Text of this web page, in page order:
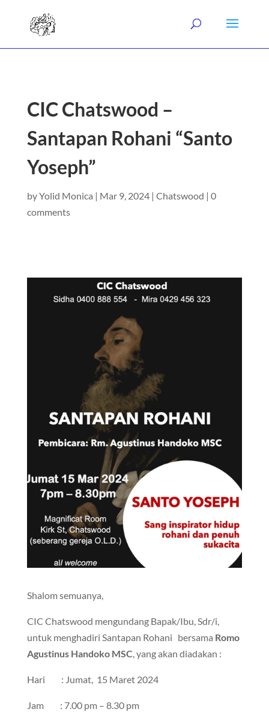
CIC Chatswood –
Santapan Rohani “Santo
Yoseph”
byYolid Monica | Mar 9, 2024| Chatswood | 0
comments
Shalom semuanya,
CIC Chatswood mengundang Bapak/Ibu, Sdr/i,
untuk menghadiri Santapan Rohani bersama Romo
Agustinus Handoko MSC, yang akan diadakan :
Hari : Jumat, 15 Maret 2024
Jam : 7.00 pm – 8.30 pm